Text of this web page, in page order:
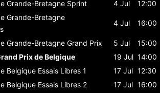
Grande-Bretagne Sprint 4 Jul
12:00
Grande-Bretagne
4 Jul 16:00
Grande-Bretagne Grand Prix 5 Jul
15:00
Prix de Belgique
19 Jul 14:00
Belgique Essais Libres 1 17 Jul 12:30
Belgique Essais Libres 2 17 Jul 16:00